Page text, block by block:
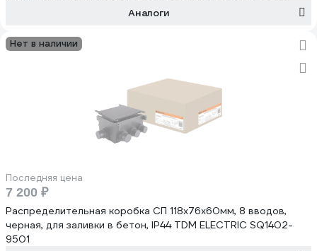
Аналоги
Нет в наличии
Последняя цена
7 200 ₽
Распределительная коробка СП 118х76х60мм, 8 вводов,
черная, для заливки в бетон, IP44 TDM ELECTRIC SQ1402-
9501